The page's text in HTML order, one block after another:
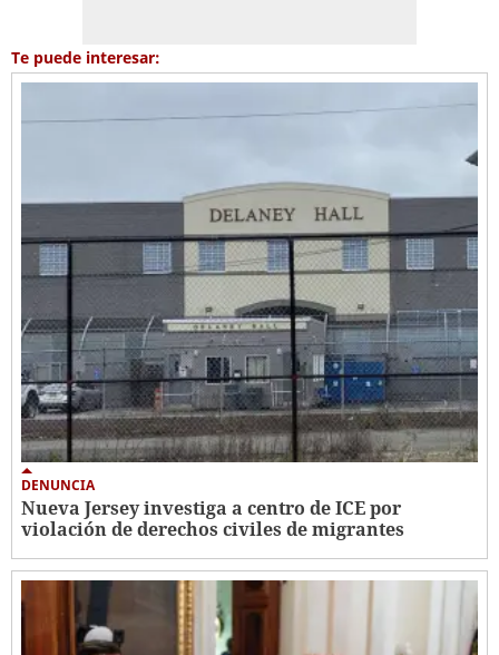
Te puede interesar:
DENUNCIA
Nueva Jersey investiga a centro de ICE por
violación de derechos civiles de migrantes